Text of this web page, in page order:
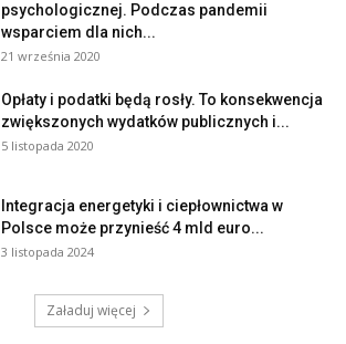
psychologicznej. Podczas pandemii
wsparciem dla nich...
21 września 2020
Opłaty i podatki będą rosły. To konsekwencja
zwiększonych wydatków publicznych i...
5 listopada 2020
Integracja energetyki i ciepłownictwa w
Polsce może przynieść 4 mld euro...
3 listopada 2024
Załaduj więcej